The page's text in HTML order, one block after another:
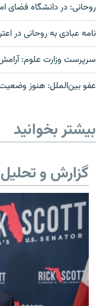
روحانی: در دانشگاه فضای
نامه عبادی به روحانی در
سرپرست وزارت علوم:
عفو بين‌الملل: هنوز
بیشتر بخوانید
گزارش و تحلیل